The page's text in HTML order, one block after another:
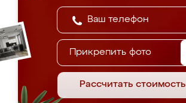
Прикрепить фото
Рассчитать стоимость